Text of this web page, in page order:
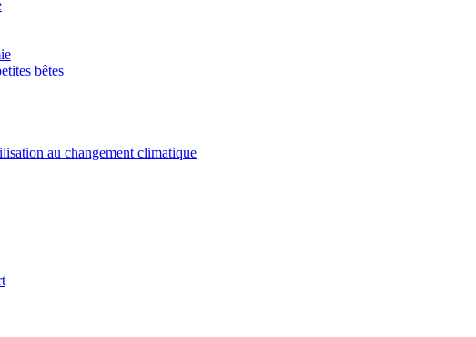
bêtes
au changement climatique